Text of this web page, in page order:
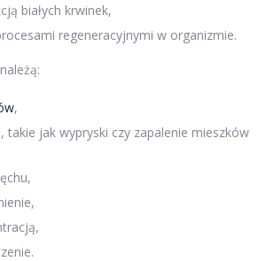
białych krwinek,
regeneracyjnymi w organizmie.
,
takie jak wypryski czy zapalenie mieszków